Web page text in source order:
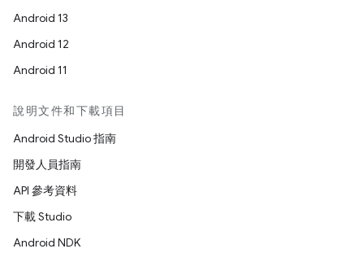
Android 13
Android 12
Android 11
說明文件和下載項目
Android Studio 指南
開發人員指南
API 參考資料
下載 Studio
Android NDK